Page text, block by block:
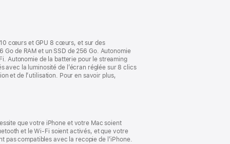
10 cœurs et GPU 8 cœurs, et sur des
de RAM et un SSD de 256 Go. Autonomie
Autonomie de la batterie pour le streaming
avec la luminosité de l’écran réglée sur 8 clics
et de l’utilisation. Pour en savoir plus,
que votre iPhone et votre Mac soient
et le Wi-Fi soient activés, et que votre
pas compatibles avec la recopie de l’iPhone.